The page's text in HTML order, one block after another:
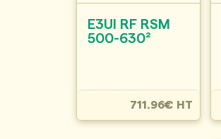
E3UI RF RSM
500-630²
711.96€ HT